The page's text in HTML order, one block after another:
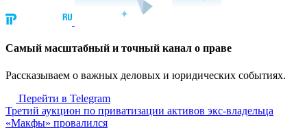
Cамый масштабный и точный канал о праве
Рассказываем о важных деловых и юридических событиях.
Перейти в Telegram
Третий аукцион по приватизации активов экс-владельца
«Макфы» провалился